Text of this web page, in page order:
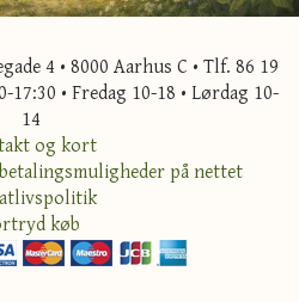
4 • 8000 Aarhus C • Tlf. 86 19
• Fredag 10-18 • Lørdag 10-
14
og kort
på nettet
køb